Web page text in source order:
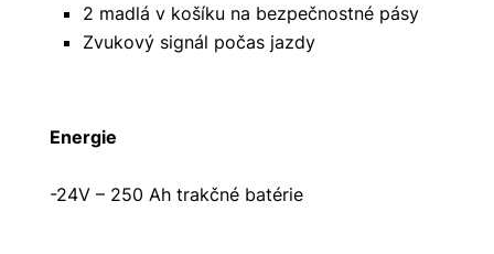
2 madlá v košíku na bezpečnostné pásy
Zvukový signál počas jazdy
Energie
-24V – 250 Ah trakčné batérie